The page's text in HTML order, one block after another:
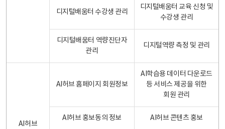
디지털배움터 수강생 관리
디지털배움터 교육 신청 및
수강생 관리
디지털배움터 역량진단자
관리
디지털역량 측정 및 관리
AI허브
AI허브 홈페이지 회원정보
AI학습용 데이터 다운로드
등 서비스 제공을 위한
회원 관리
AI허브 홍보동의 정보 AI허브 콘텐츠 홍보